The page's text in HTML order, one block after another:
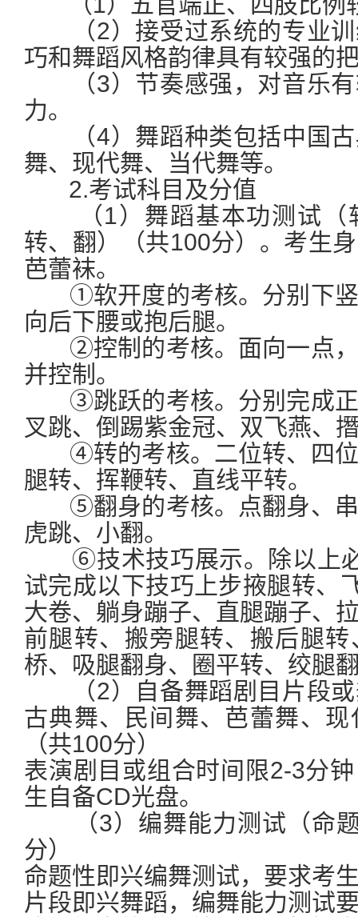
（2）接受过系统的专业训
巧和舞蹈风格韵律具有较强的
（3）节奏感强，对音乐有
力。
（4）舞蹈种类包括中国古
舞、现代舞、当代舞等。
2.考试科目及分值
（1）舞蹈基本功测试（
转、翻）（共100分）。考生
芭蕾袜。
①软开度的考核。分别下竖
向后下腰或抱后腿。
②控制的考核。面向一点，
并控制。
③跳跃的考核。分别完成正
叉跳、倒踢紫金冠、双飞燕、
④转的考核。二位转、四位
腿转、挥鞭转、直线平转。
⑤翻身的考核。点翻身、串
虎跳、小翻。
⑥技术技巧展示。除以上必
试完成以下技巧上步掖腿转、
大卷、躺身蹦子、直腿蹦子、
前腿转、搬旁腿转、搬后腿
桥、吸腿翻身、圈平转、绞腿
（2）自备舞蹈剧目片段或
古典舞、民间舞、芭蕾舞、
（共100分）
表演剧目或组合时间限2-3分
生自备CD光盘。
（3）编舞能力测试（命题
分）
命题性即兴编舞测试，要求考
片段即兴舞蹈，编舞能力测试